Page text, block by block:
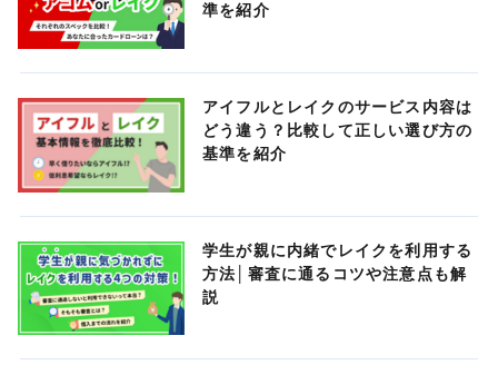
準を紹介
アイフルとレイクのサービス内容は
どう違う？比較して正しい選び方の
基準を紹介
学生が親に内緒でレイクを利用する
方法│審査に通るコツや注意点も解
説